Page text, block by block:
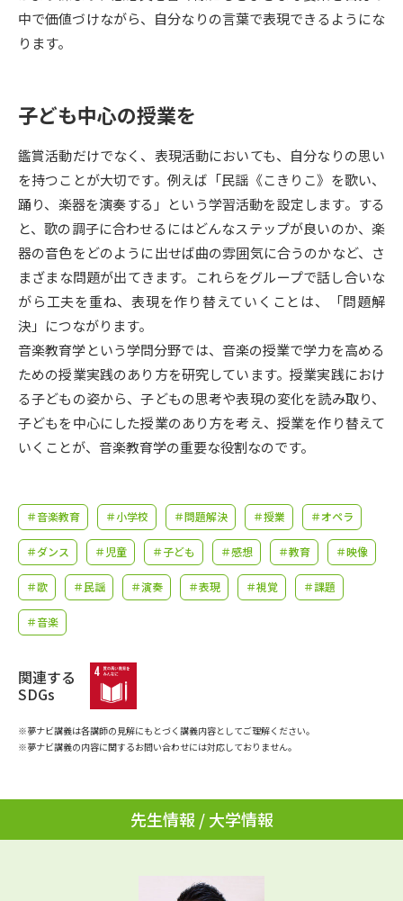
来場型・Web型イベント特集 夢ナビライブ
志望校・出願校を調べる
併願校選び 受験スケジュールを立てよう
先輩が入学を決めた理由 テレメール全国一斉進学調査
新生活お役立ちガイド
学問発見 学問検索
大学で学びたい学問発見
学問のミニ講義「夢ナビ講義」 学問分野解説
学問の教科書 夢ナビライブ
ユーザーサポート
資料の料金の
お支払いについて
テレメール
個人情報取扱規定
特定商取引表記
中で価値づけながら、自分なりの言葉で表現できるようにな
ります。
子ども中心の授業を
鑑賞活動だけでなく、表現活動においても、自分なりの思い
を持つことが大切です。例えば「民謡《こきりこ》を歌い、
踊り、楽器を演奏する」という学習活動を設定します。する
と、歌の調子に合わせるにはどんなステップが良いのか、楽
器の音色をどのように出せば曲の雰囲気に合うのかなど、さ
まざまな問題が出てきます。これらをグループで話し合いな
がら工夫を重ね、表現を作り替えていくことは、「問題解
決」につながります。
音楽教育学という学問分野では、音楽の授業で学力を高める
ための授業実践のあり方を研究しています。授業実践におけ
る子どもの姿から、子どもの思考や表現の変化を読み取り、
子どもを中心にした授業のあり方を考え、授業を作り替えて
いくことが、音楽教育学の重要な役割なのです。
＃音楽教育 ＃小学校 ＃問題解決 ＃授業 ＃オペラ
＃ダンス ＃児童 ＃子ども ＃感想 ＃教育 ＃映像
＃歌 ＃民謡 ＃演奏 ＃表現 ＃視覚 ＃課題
＃音楽
関連する
SDGs
※夢ナビ講義は各講師の見解にもとづく講義内容としてご理解ください。
※夢ナビ講義の内容に関するお問い合わせには対応しておりません。
先生情報 / 大学情報